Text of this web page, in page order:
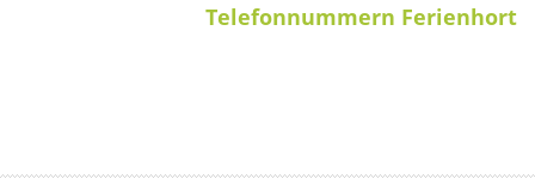
Telefonnummern Ferienhort